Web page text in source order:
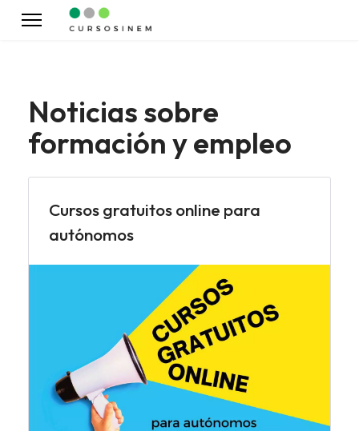
Noticias sobre
formación y empleo
Cursos gratuitos online para
autónomos